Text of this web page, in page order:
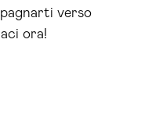
verso
ora!